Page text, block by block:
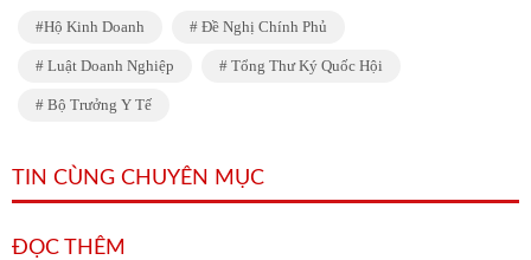
Hộ Kinh Doanh Đề Nghị Chính Phủ
Luật Doanh Nghiệp Tổng Thư Ký Quốc Hội
Bộ Trưởng Y Tế
TIN CÙNG CHUYÊN MỤC
ĐỌC THÊM